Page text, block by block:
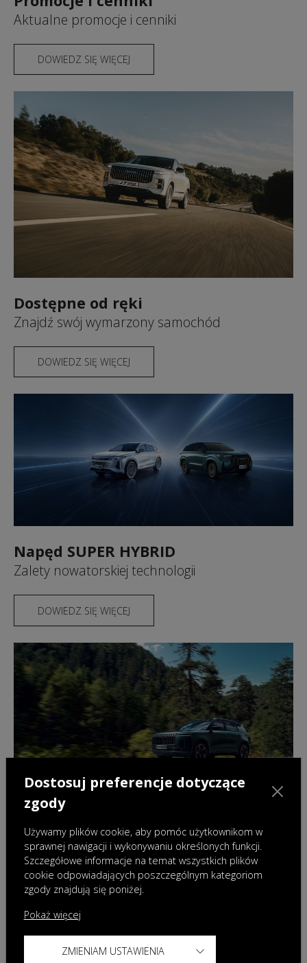
Aktualne promocje i cenniki
DOWIEDZ SIĘ WIĘCEJ
Dostępne od ręki
Znajdź swój wymarzony samochód
DOWIEDZ SIĘ WIĘCEJ
Napęd SUPER HYBRID
Zalety nowatorskiej technologii
DOWIEDZ SIĘ WIĘCEJ
OMODA & JAECOO Finance
Skorzystaj z atrakcyjnych opcji finansowania
DOWIEDZ SIĘ WIĘCEJ
Dostosuj preferencje dotyczące
zgody
Używamy plików cookie, aby pomóc użytkownikom w
sprawnej nawigacji i wykonywaniu określonych funkcji.
Szczegółowe informacje na temat wszystkich plików
cookie odpowiadających poszczególnym kategoriom
zgody znajdują się poniżej.
Pokaż więcej
ZMIENIAM USTAWIENIA